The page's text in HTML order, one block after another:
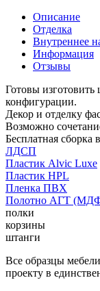
Описание
Отделка
Внутреннее
Информация
Отзывы
Готовы
конфигурации.
Декор и отделку
Возможно
Бесплатная сборка
ЛДСП
Пластик Alvic Luxe
Пластик HPL
Пленка ПВХ
Полотно АГТ
полки
корзины
штанги
Все образцы
проекту в